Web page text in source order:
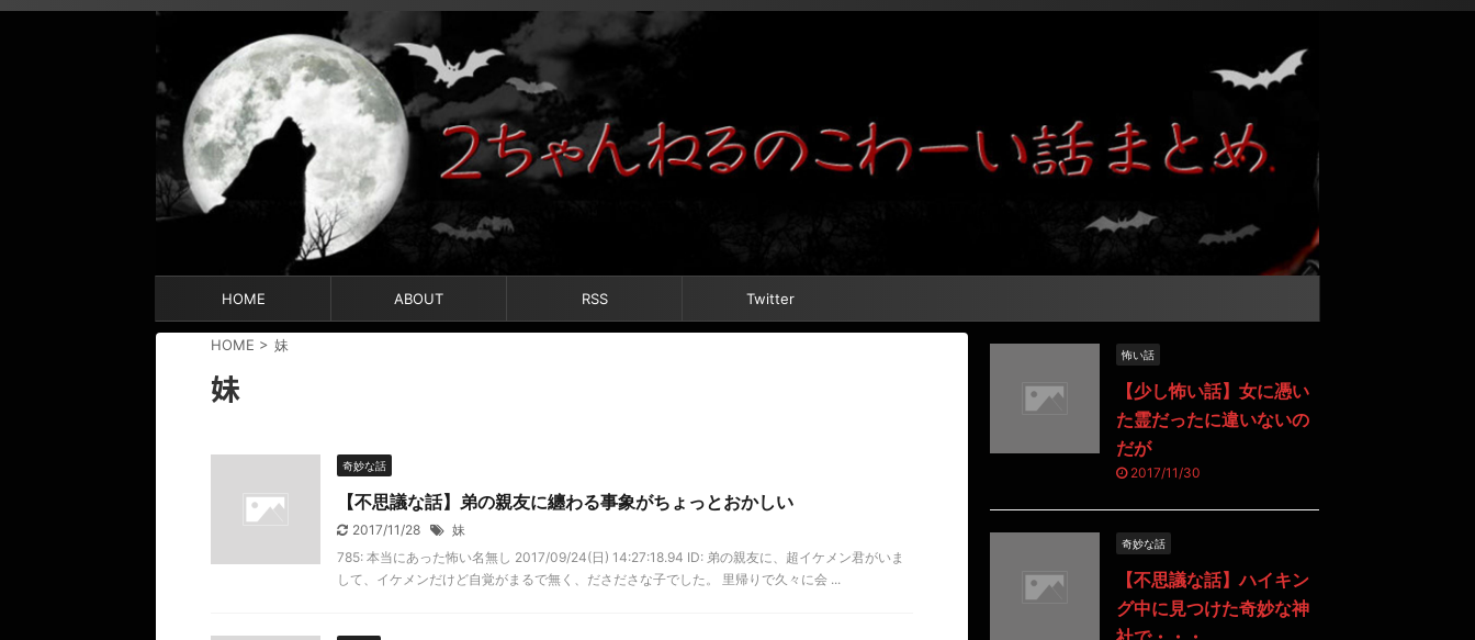
HOME ABOUT RSS Twitter
HOME > 妹
妹
奇妙な話
【不思議な話】弟の親友に纏わる事象がちょっとおかしい
2017/11/28
妹
785: 本当にあった怖い名無し 2017/09/24(日) 14:27:18.94 ID: 弟の親友に、超イケメン君がいま
して、イケメンだけど自覚がまるで無く、ださださな子でした。 里帰りで久々に会 ...
怖い話
【少し怖い話】女に憑い
た霊だったに違いないの
だが
2017/11/30
奇妙な話
【不思議な話】ハイキン
グ中に見つけた奇妙な神